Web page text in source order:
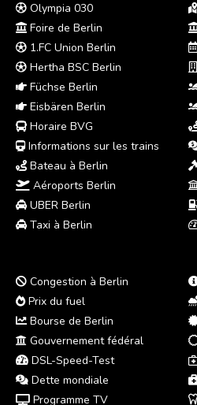
Olympia 030
Foire de Berlin
1.FC Union Berlin
Hertha BSC Berlin
Füchse Berlin
Eisbären Berlin
Horaire BVG
Informations sur les trains
Bateau à Berlin
Aéroports Berlin
UBER Berlin
Taxi à Berlin
Congestion à Berlin
Prix du fuel
Bourse de Berlin
Gouvernement fédéral
DSL-Speed-Test
Dette mondiale
Programme TV